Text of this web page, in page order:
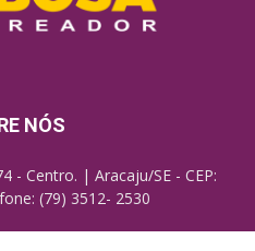
NÓS
- Centro. | Aracaju/SE - CEP:
(79) 3512- 2530